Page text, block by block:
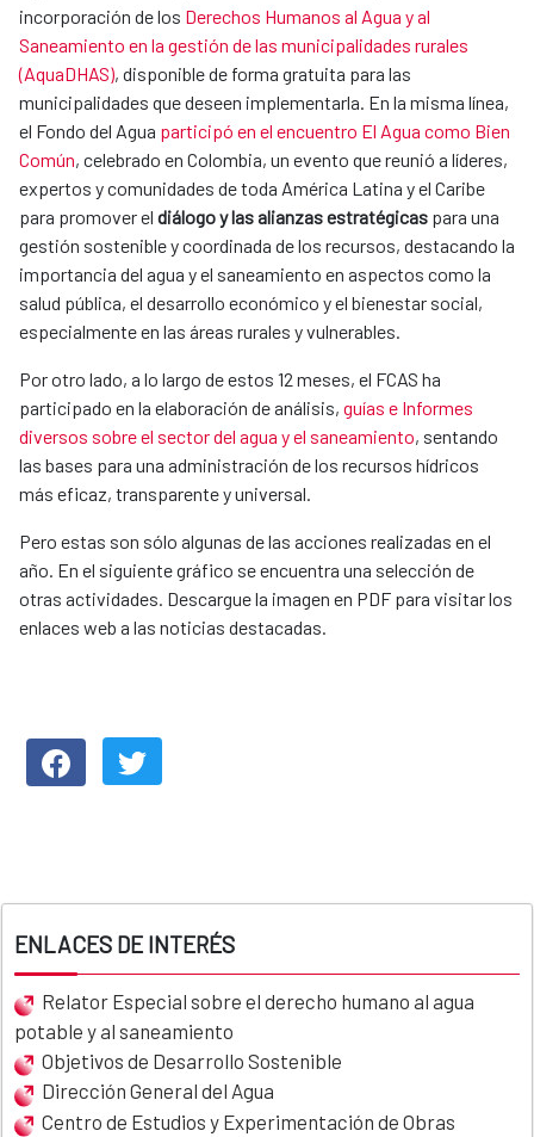
incorporación de los Derechos Humanos al Agua y al
Saneamiento en la gestión de las municipalidades rurales
(AquaDHAS), disponible de forma gratuita para las
municipalidades que deseen implementarla. En la misma línea,
el Fondo del Agua participó en el encuentro El Agua como Bien
Común, celebrado en Colombia, un evento que reunió a líderes,
expertos y comunidades de toda América Latina y el Caribe
para promover el diálogo y las alianzas estratégicas para una
gestión sostenible y coordinada de los recursos, destacando la
importancia del agua y el saneamiento en aspectos como la
salud pública, el desarrollo económico y el bienestar social,
especialmente en las áreas rurales y vulnerables.
Por otro lado, a lo largo de estos 12 meses, el FCAS ha
participado en la elaboración de análisis, guías e Informes
diversos sobre el sector del agua y el saneamiento, sentando
las bases para una administración de los recursos hídricos
más eficaz, transparente y universal.
Pero estas son sólo algunas de las acciones realizadas en el
año. En el siguiente gráfico se encuentra una selección de
otras actividades. Descargue la imagen en PDF para visitar los
enlaces web a las noticias destacadas.
ENLACES DE INTERÉS
Relator Especial sobre el derecho humano al agua
potable y al saneamiento
Objetivos de Desarrollo Sostenible
Dirección General del Agua
Centro de Estudios y Experimentación de Obras